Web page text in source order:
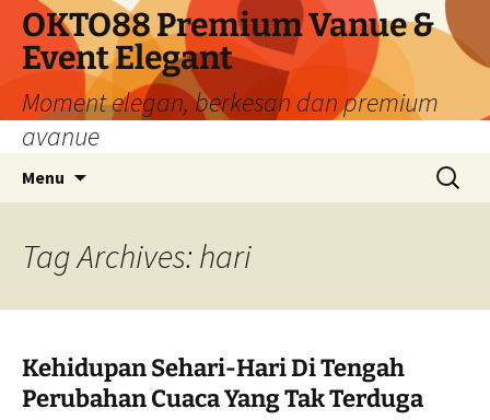
Skip
content
OKTO88 Premium Vanue &
Event Elegant
Moment elegan, berkesan dan premium
avanue
Menu
Search
for:
Tag Archives: hari
Kehidupan Sehari-Hari Di Tengah
Perubahan Cuaca Yang Tak Terduga